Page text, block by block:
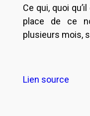
Ce qui, quoi
place de ce
plusieurs mois,
Lien source